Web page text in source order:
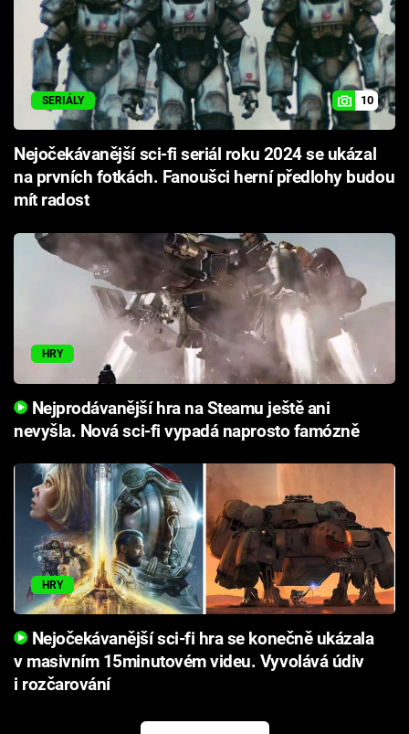
Sledujte prima+
Přihlášení
Sledujte nás
SERIÁLY 10
Nejočekávanější sci-fi seriál roku 2024 se ukázal
na prvních fotkách. Fanoušci herní předlohy budou
mít radost
HRY
Nejprodávanější hra na Steamu ještě ani
nevyšla. Nová sci-fi vypadá naprosto famózně
HRY
Nejočekávanější sci-fi hra se konečně ukázala
v masivním 15minutovém videu. Vyvolává údiv
i rozčarování